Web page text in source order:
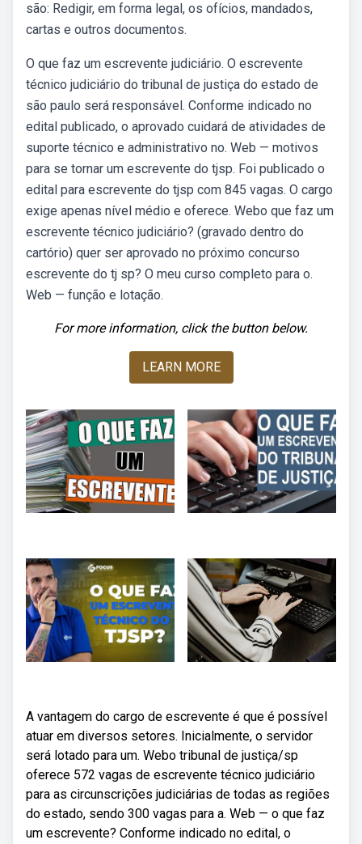
são: Redigir, em forma legal, os ofícios, mandados,
cartas e outros documentos.
O que faz um escrevente judiciário. O escrevente
técnico judiciário do tribunal de justiça do estado de
são paulo será responsável. Conforme indicado no
edital publicado, o aprovado cuidará de atividades de
suporte técnico e administrativo no. Web — motivos
para se tornar um escrevente do tjsp. Foi publicado o
edital para escrevente do tjsp com 845 vagas. O cargo
exige apenas nível médio e oferece. Webo que faz um
escrevente técnico judiciário? (gravado dentro do
cartório) quer ser aprovado no próximo concurso
escrevente do tj sp? O meu curso completo para o.
Web — função e lotação.
For more information, click the button below.
LEARN MORE
A vantagem do cargo de escrevente é que é possível
atuar em diversos setores. Inicialmente, o servidor
será lotado para um. Webo tribunal de justiça/sp
oferece 572 vagas de escrevente técnico judiciário
para as circunscrições judiciárias de todas as regiões
do estado, sendo 300 vagas para a. Web — o que faz
um escrevente? Conforme indicado no edital, o